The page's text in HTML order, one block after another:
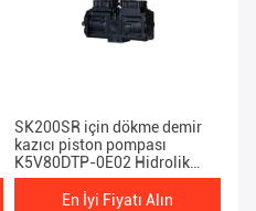
SK200SR için dökme demir
kazıcı piston pompası
K5V80DTP-0E02 Hidrolik
Mian pompası
En İyi Fiyatı Alın